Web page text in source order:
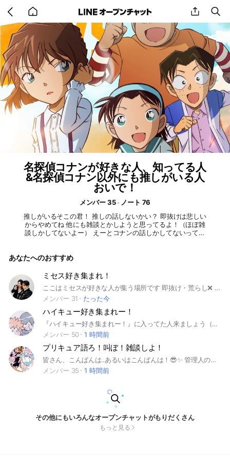
back
to
share
名探偵コナンが好きな人、知ってる人
&名探偵コナン以外にも推しがいる人
おいで！
メンバー 35
ノート 76
推しがいるそこの君！ 推しの話しないかい？ 即抜けは悲しい
からやめてね 他にも雑談とかしようと思ってるよ！（ほぼ雑
談しかしてないよー） えーとコナンの話しかしてないって事
オプ、副官なりたい人のオプ、ライトオプ、なりきりオプがあ
ないでね！ 見る専OK！ タメ口オーケー #名探偵コナン #コナ
ン #安室透 #赤井秀一 #江戸川コナン #雑談 結成:2026年5月2
6日 10人突破:6月19日 20人突破:7月13日 30人突破:7月21日 4
0人突破:7月27日
あなたへのおすすめ
ミセス好き集まれ！
ここはミセスが好きな人が集う場所です 即抜け・荒らし❌ 即抜け・荒らしはバンします 勉強オプや歌、ボイメ、歌詞リレーなどいろいろなことをしてます！ 見る専OK！ どんどん入ってねー
メンバー 31
たった今
ハイキュー好き集まれー！
『ハイキュー好き集まれー！』に入ってた人来ましょう（新規さんも◯） 本当にハイキューが好きな方が入ってください，少々困ります… 即抜けは禁止（抜ける理由書いてね） （参加リクエストにちゃんと答えてくださいね、よくわからなかったら拒否します）
メンバー 50
1 時間前
プリキュア語ろ！叫ぼ！雑談しよ！
皆さん、こんばんは‥あるいはこんばんは！😎✨ 管理人のれいなと申します。好きシリーズは、goぷりかはぐっとプリキュア辺りでこざいます笑 以後お見知りおきを！笑 さて、ここは『プリキュア』👧🏻🧑🏻が好きな人のためのオープンチャットです!🥰 初代から最新シリーズまで、好きなプリキュアの話を中心にしつつ、 日常の雑談もゆったり楽しめる場所を目指しています。 昔プリキュアを見ていた人も、今も追いかけている人も、どちらも歓迎です！🤗 『今はもう大人で‥』なんて考えていませんか？そんなの関係ないぐらい熱く語っちゃいましょう笑ᐢ⩌⌯⩌ᐢ🔥 今の時代、プリキュアに年齢なんて関係ありませんのでね笑(｡•ω- ｡) ⌒♡ ⚠注意⚠ ・荒らし、喧嘩、過度な連投🙅‍♀️ ・年齢や好みの違いを否定しない🙅‍♀️ ・合わないと感じた場合は無言退出OK🙆‍♀️ ・オリジナルプリキュアもok!✨🙆‍♀ ・男女関係なく入ってきてくれても大丈夫🙆‍♀ ひとまず、注意はこれぐらいでしょうか。また付け足すかもしれませんが笑それはその時に笑 では、中で(っ ॑꒳ ॑c)ﾜｸﾜｸしながら、来るのを待ってますね〜！ ※追記※ ・メンバー同士での喧嘩や荒らしが来た場合は、メンバー同士で進めないで下さい‥！"必ず"副官か管理人を呼んでください！勝手に決めないで下さい。それを守れないようなら‥入室しないでください。宜しくお願いします🙏 #プリキュア#子供#大人#雑談#初代プリキュア#二人はプリキュア#二人はプリキュアMax Heart#二人はプリキュアSplash!☆Star#YES！プリキュア5#フレッシュプリキュア#ハートキャッチプリキュア#スイートプリキュア#スマイルプリキュア#ドキドキプリキュア#ハピネスチャージプリキュア#go!プリキュア#魔法使いプリキュア#キラキラプリキュアアラモード#はぐっとプリキュア#スタートゥインクル##シーリングっとプリキュア#トロピカルルージュプリキュア#デリシャスパーティプリキュア#ひろがるスカイプリキュア#ワンダフルプリキュア#君とアイドルプリキュア
メンバー 35
1 時間前
その他にもいろんなオープンチャットがもりだくさん
もっと見る